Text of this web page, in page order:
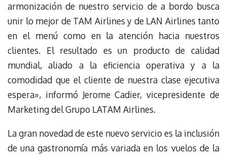
armonización de nuestro servicio de a bordo busca
unir lo mejor de TAM Airlines y de LAN Airlines tanto
en el menú como en la atención hacia nuestros
clientes. El resultado es un producto de calidad
mundial, aliado a la eficiencia operativa y a la
comodidad que el cliente de nuestra clase ejecutiva
espera», informó Jerome Cadier, vicepresidente de
Marketing del Grupo LATAM Airlines.
La gran novedad de este nuevo servicio es la inclusión
de una gastronomía más variada en los vuelos de la